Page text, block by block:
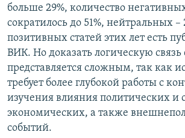
больше 29%, количество
сократилось до 51%, нейтральных –
позитивных статей этих лет есть
ВИК. Но доказать логическую
представляется сложным, так как
требует более глубокой работы с
изучения влияния политических и
экономических, а также
событий.